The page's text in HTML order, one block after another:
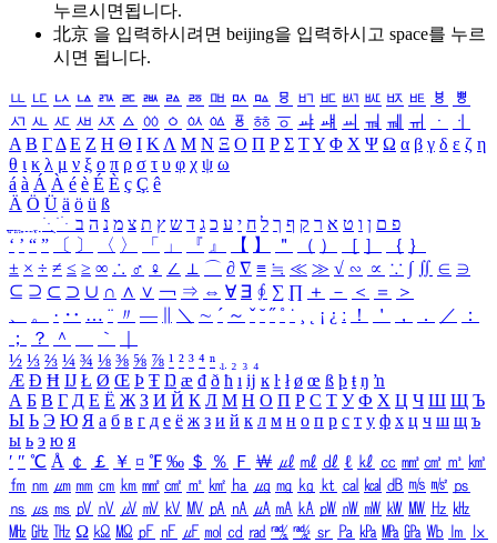
누르시면됩니다.
北京 을 입력하시려면 beijing을 입력하시고 space를 누르
시면 됩니다.
ㅥ ㅦ ㅧ ㅨ ㅩ ㅪ ㅫ ㅬ ㅭ ㅮ ㅯ ㅰ ㅱ ㅲ ㅳ ㅴ ㅵ ㅶ ㅷ ㅸ
ㅹ
ㅺ ㅻ ㅼ ㅽ ㅾ ㅿ ㆀ ㆁ ㆂ ㆃ ㆄ ㆅ ㆆ ㆇ ㆈ ㆉ ㆊ ㆋ ㆌ ㆍ
ㆎ
Α Β ΓΔ Ε Ζ Η Θ Ι ΚΛ Μ Ν Ξ Ο Π Ρ Σ ΤΥ Φ Χ Ψ Ω α β γ δ ε ζ η
θ ι κ λ μ ν ξ ο π ρ σ τ υ φ χ ψ ω
á à Á À é è É È ç Ç ê
Ä Ö Ü ä ö ü ß
ִֶֹ ֻּ ׁׂ פ ם ן ו ט א ר ק ף ך ל ח י ע כ ג ד ש ץ ת צ מ נ ה ב
‘ ’ “ ” 〔 〕 〈 〉 「 」 『 』 【 】 ＂ （ ） ［ ］ ｛ ｝
± × ÷ ≠ ≤ ≥ ∞ ∴ ♂ ♀ ∠ ⊥ ⌒ ∂ ∇ ≡ ≒ ≪ ≫ √ ∽ ∝ ∵ ∫ ∬ ∈ ∋
⊆ ⊇ ⊂ ⊃ ∪ ∩ ∧ ∨ ￢ ⇒ ⇔ ∀ ∃ ∮ ∑ ∏ ＋ － ＜ ＝
＞
、
。 · ‥ … ¨ 〃 ― ＼ ∼ ´ ～ ˇ ˘ ˝ ˚ ˙ ¸ ¡ ¿ ː ！ ＇ ， ． ／
：
；
？ ＾ ｀
½ ⅓ ⅔ ¼ ¾ ⅛ ⅜ ⅝ ⅞ ¹ ² ³ ⁴ ⁿ ₁ ₂ ₃ ₄
Æ Ð Ħ Ĳ Ł Ø Œ Þ Ŧ Ŋ æ đ ð ħ ı ĳ ĸ ŀ ł ø œ ß þ ŧ ŋ ŉ
А Б В Г Д Е Ё Ж З И Й К Л М Н О П Р С Т У Ф Х Ц Ч Ш Щ Ъ
Ы Ь Э Ю Я а б в г д е ё ж з и й к л м н о п р с т у ф х ц ч ш щ ъ
ы ь э ю я
′ ″ ℃ Å ￠ ￡ ￥ ¤ ℉ ‰ ＄ ％ Ｆ ￦ ㎕ ㎖ ㎗ ℓ ㎘ ㏄ ㎣ ㎤ ㎥ ㎦
㎙ ㎚ ㎛ ㎜ ㎝ ㎞ ㎟ ㎠ ㎡ ㎢ ㏊ ㎍ ㎎ ㎏ ㏏ ㎈ ㎉ ㏈ ㎧ ㎨ ㎰
㎱ ㎲ ㎳ ㎴ ㎵ ㎶ ㎷ ㎸ ㎹ ㎀ ㎁ ㎂ ㎃ ㎄ ㎺ ㎻ ㎽ ㎾ ㎿ ㎐ ㎑
㎒ ㎓ ㎔ Ω ㏀ ㏁ ㎊ ㎋ ㎌ ㏖ ㏅ ㎭ ㎮ ㎯ ㏛ ㎩ ㎪ ㎫ ㎬ ㏝ ㏐
㏓